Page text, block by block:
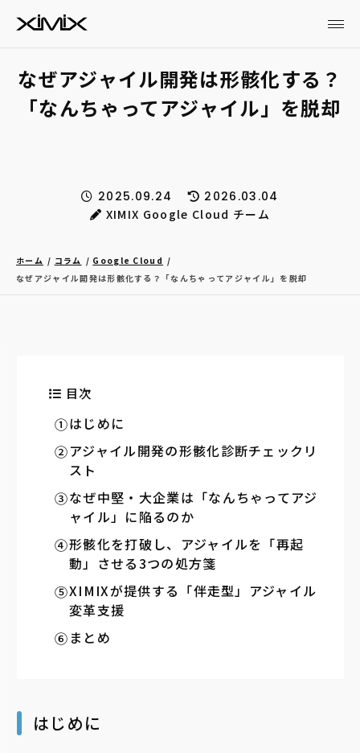
なぜアジャイル開発は形骸化する？
「なんちゃってアジャイル」を脱却
2025.09.24
2026.03.04
XIMIX Google Cloud チーム
ホーム コラム
Google Cloud
なぜアジャイル開発は形骸化する？「なんちゃってアジャイル」を脱却
目次
はじめに
アジャイル開発の形骸化診断チェックリ
スト
なぜ中堅・大企業は「なんちゃってアジ
ャイル」に陥るのか
形骸化を打破し、アジャイルを「再起
動」させる3つの処方箋
XIMIXが提供する「伴走型」アジャイル
変革支援
まとめ
はじめに